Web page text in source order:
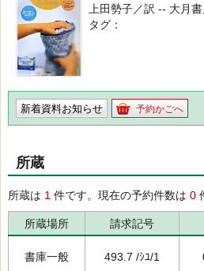
上田勢子／訳 -- 大月
タグ
新着資料お知らせ 予約かごへ
所蔵
所蔵は 1 件です。現在の予約件数は 0
所蔵場所 請求記号
書庫一般 493.7 /ｼﾕ/1